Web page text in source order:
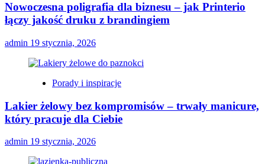
Nowoczesna poligrafia dla biznesu – jak Printerio
łączy jakość druku z brandingiem
admin 19 stycznia, 2026
Porady i inspiracje
Lakier żelowy bez kompromisów – trwały manicure,
który pracuje dla Ciebie
admin 19 stycznia, 2026